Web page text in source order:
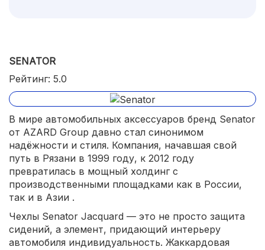
SENATOR
Рейтинг: 5.0
В мире автомобильных аксессуаров бренд Senator
от AZARD Group давно стал синонимом
надёжности и стиля. Компания, начавшая свой
путь в Рязани в 1999 году, к 2012 году
превратилась в мощный холдинг с
производственными площадками как в России,
так и в Азии .​
Чехлы Senator Jacquard — это не просто защита
сидений, а элемент, придающий интерьеру
автомобиля индивидуальность. Жаккардовая